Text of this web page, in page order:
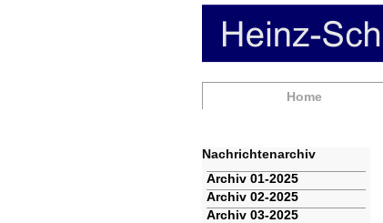
Navigation
Home
Nachrichtenarchiv
Navigation
überspringen
Archiv 01-2025
Archiv 02-2025
Archiv 03-2025